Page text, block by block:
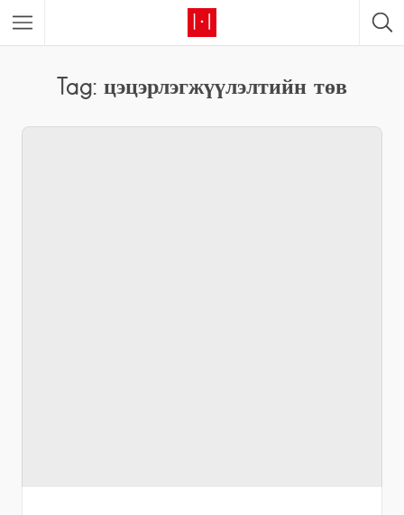
Tag: цэцэрлэгжүүлэлтийн төв